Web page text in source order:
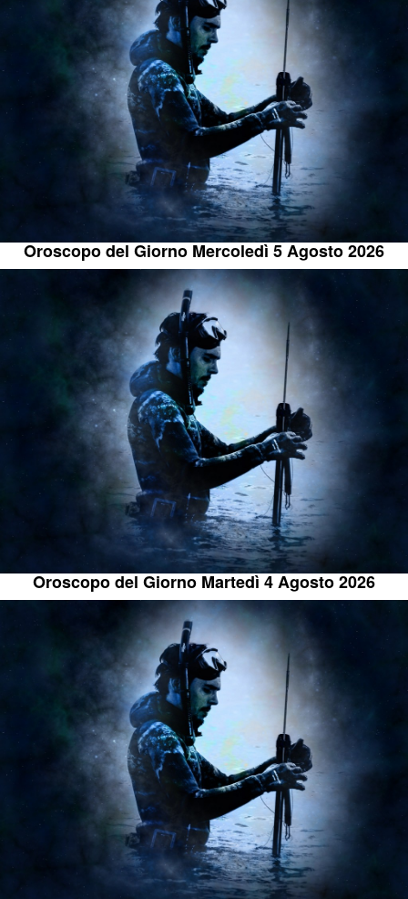
Oroscopo del Giorno Mercoledì 5 Agosto 2026
Oroscopo del Giorno Martedì 4 Agosto 2026